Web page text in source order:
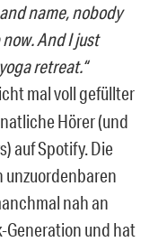
name, nobody
And I just
retreat.“
mal voll gefüllter
Hörer (und
auf Spotify. Die
nah an
Generation und hat